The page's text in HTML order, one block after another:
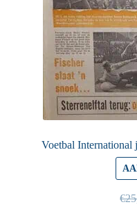
Voetbal International
€